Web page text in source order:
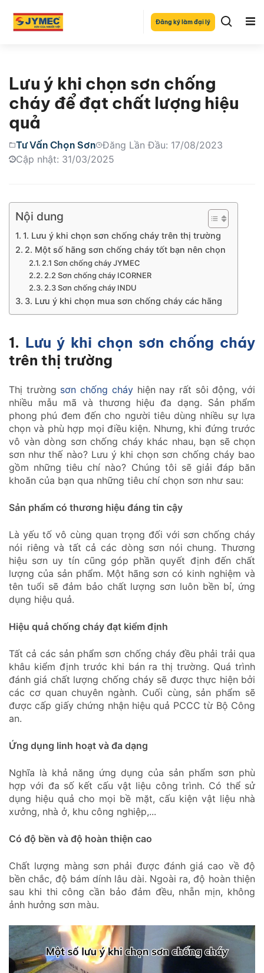
Đăng ký làm đại lý
Lưu ý khi chọn sơn chống
cháy để đạt chất lượng hiệu
quả
Tư Vấn Chọn Sơn Đăng Lần Đầu: 17/08/2023
Cập nhật: 31/03/2025
Nội dung
1. Lưu ý khi chọn sơn chống cháy trên thị trường
2. Một số hãng sơn chống cháy tốt bạn nên chọn
2.1 Sơn chống cháy JYMEC
2.2 Sơn chống cháy ICORNER
2.3 Sơn chống cháy INDU
3. Lưu ý khi chọn mua sơn chống cháy các hãng
1. Lưu ý khi chọn sơn chống cháy
trên thị trường
Thị trường sơn chống cháyhiện nay rất sôi động, với
nhiều mẫu mã và thương hiệu đa dạng. Sản phẩm
phong phú đem đến cho người tiêu dùng nhiều sự lựa
chọn và phù hợp mọi điều kiện. Nhưng, khi đứng trước
vô vàn dòng sơn chống cháy khác nhau, bạn sẽ chọn
sơn như thế nào? Lưu ý khi chọn sơn chống cháy bao
gồm những tiêu chí nào? Chúng tôi sẽ giải đáp băn
khoăn của bạn qua những tiêu chí chọn sơn như sau:
Sản phẩm có thương hiệu đáng tin cậy
Là yếu tố vô cùng quan trọng đối với sơn chống cháy
nói riêng và tất cả các dòng sơn nói chung. Thương
hiệu sơn uy tín cũng góp phần quyết định đến chất
lượng của sản phẩm. Một hãng sơn có kinh nghiệm và
tên tuổi sẽ đảm bảo chất lượng sơn luôn bền bỉ, ứng
dụng hiệu quả.
Hiệu quả chống cháy đạt kiểm định
Tất cả các sản phẩm sơn chống cháy đều phải trải qua
khâu kiểm định trước khi bán ra thị trường. Quá trình
đánh giá chất lượng chống cháy sẽ được thực hiện bởi
các cơ quan chuyên ngành. Cuối cùng, sản phẩm sẽ
được cấp giấy chứng nhận hiệu quả PCCC từ Bộ Công
an.
Ứng dụng linh hoạt và đa dạng
Nghĩa là khả năng ứng dụng của sản phẩm sơn phù
hợp với đa số kết cấu vật liệu công trình. Có thể sử
dụng hiệu quả cho mọi bề mặt, cấu kiện vật liệu nhà
xưởng, nhà ở, khu công nghiệp,...
Có độ bền và độ hoàn thiện cao
Chất lượng màng sơn phải được đánh giá cao về độ
bền chắc, độ bám dính lâu dài. Ngoài ra, độ hoàn thiện
sau khi thi công cần bảo đảm đều, nhẵn mịn, không
ảnh hưởng sơn màu.